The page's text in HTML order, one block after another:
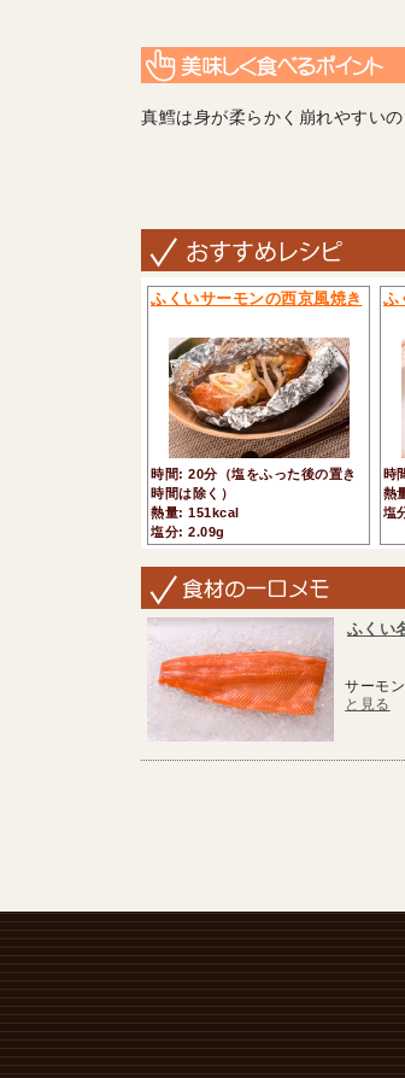
真鱈は身が柔らかく崩れやすい
ふくいサーモンの西京風焼き
時間: 20分（塩をふった後の置き
時間は除く）
熱量: 151kcal
塩分: 2.09g
ふ
時
熱
塩
ふくい
サーモ
と見る